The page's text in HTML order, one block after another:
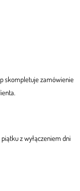
skompletuje zamówienie
z wyłączeniem dni